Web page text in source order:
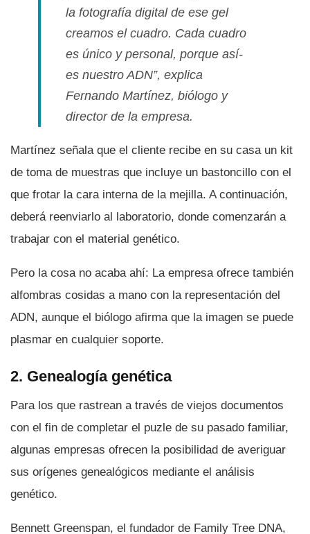
la fotografí­a digital de ese gel
creamos el cuadro. Cada cuadro
es único y personal, porque así­
es nuestro ADN”, explica
Fernando Martí­nez, biólogo y
director de la empresa.
Martí­nez señala que el cliente recibe en su casa un kit
de toma de muestras que incluye un bastoncillo con el
que frotar la cara interna de la mejilla. A continuación,
deberá reenviarlo al laboratorio, donde comenzarán a
trabajar con el material genético.
Pero la cosa no acaba ahí­: La empresa ofrece también
alfombras cosidas a mano con la representación del
ADN, aunque el biólogo afirma que la imagen se puede
plasmar en cualquier soporte.
2. Genealogí­a genética
Para los que rastrean a través de viejos documentos
con el fin de completar el puzle de su pasado familiar,
algunas empresas ofrecen la posibilidad de averiguar
sus orí­genes genealógicos mediante el análisis
genético.
Bennett Greenspan, el fundador de Family Tree DNA,